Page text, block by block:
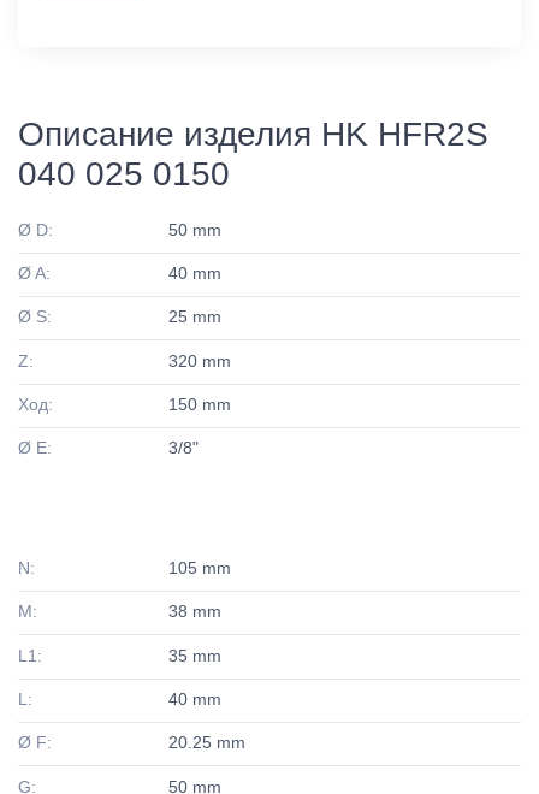
Описание изделия HK HFR2S
040 025 0150
Ø D: 50 mm
Ø A: 40 mm
Ø S: 25 mm
Z: 320 mm
Ход: 150 mm
Ø E: 3/8"
N: 105 mm
M: 38 mm
L1: 35 mm
L: 40 mm
Ø F: 20.25 mm
G: 50 mm